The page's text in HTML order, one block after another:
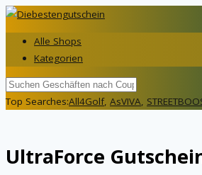
Alle Shops
Kategorien
Top Searches:All4Golf, AsVIVA,
UltraForce